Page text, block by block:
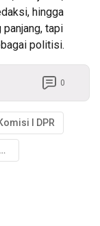
hingga
tapi
politisi.
0
I DPR
Profil Anggota DPR